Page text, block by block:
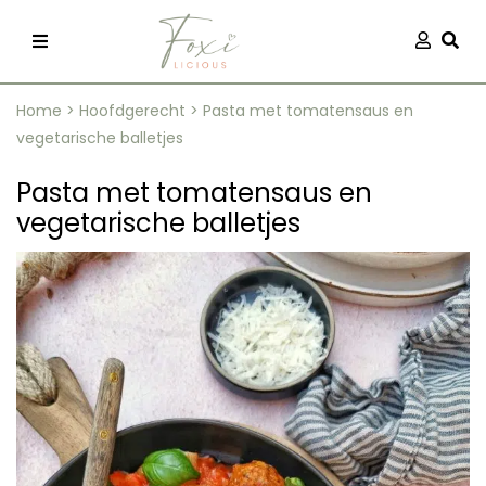
kleding
Home > Hoofdgerecht > Pasta met tomatensaus en
vegetarische balletjes
Pasta met tomatensaus en
vegetarische balletjes